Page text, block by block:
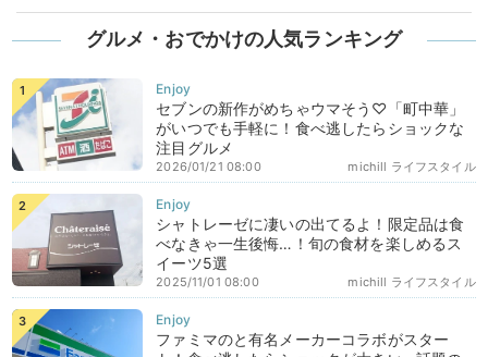
グルメ・おでかけの人気ランキング
セブンの新作がめちゃウマそう♡「町中華」
がいつでも手軽に！食べ逃したらショックな
注目グルメ
michill ライフスタイル
2026/01/21 08:00
シャトレーゼに凄いの出てるよ！限定品は食
べなきゃ一生後悔…！旬の食材を楽しめるス
イーツ5選
michill ライフスタイル
2025/11/01 08:00
ファミマのと有名メーカーコラボがスター